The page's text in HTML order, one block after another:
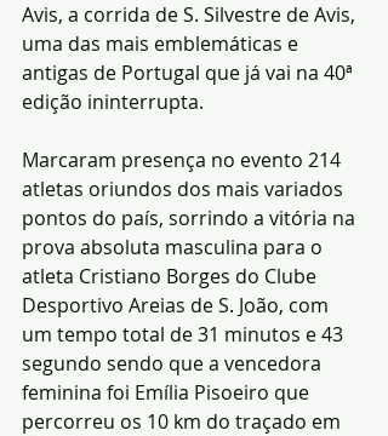
Avis, a corrida de S. Silvestre de Avis,
uma das mais emblemáticas e
antigas de Portugal que já vai na 40ª
edição ininterrupta.
Marcaram presença no evento 214
atletas oriundos dos mais variados
pontos do país, sorrindo a vitória na
prova absoluta masculina para o
atleta Cristiano Borges do Clube
Desportivo Areias de S. João, com
um tempo total de 31 minutos e 43
segundo sendo que a vencedora
feminina foi Emília Pisoeiro que
percorreu os 10 km do traçado em